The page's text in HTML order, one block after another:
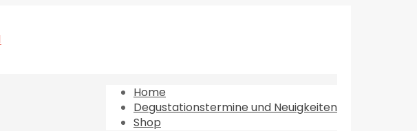
Home
Degustationstermine und Neuigkeiten
Shop